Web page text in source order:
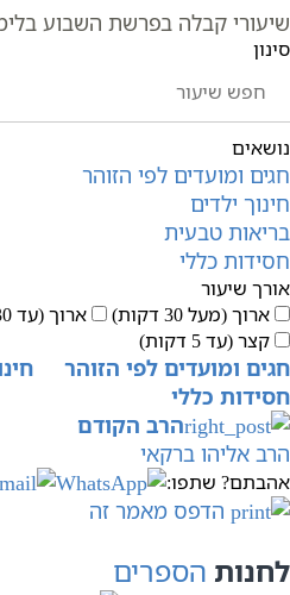
שיעורי קבלה בפרשת השבוע
סינון
נושאים
חגים ומועדים לפי הזוהר
חינוך ילדים
בריאות טבעית
חסידות כללי
אורך שיעור
ארוך (מעל 30 דקות)
ארוך (עד 30 דקות)
קצר (עד 5 דקות)
חגים ומועדים לפי הזוהר
חסידות כללי
הרב הקודם
הרב אליהו ברקאי
אהבתם? שתפו:
הדפס מאמר זה
לחנות הספרים